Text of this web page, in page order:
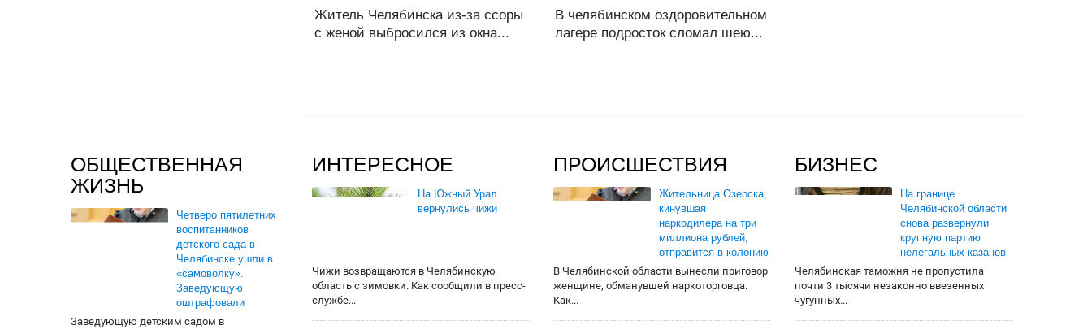
Житель Челябинска из-за ссоры
с женой выбросился из окна...
В челябинском оздоровительном
лагере подросток сломал шею...
ОБЩЕСТВЕННАЯ
ЖИЗНЬ
Четверо пятилетних
воспитанников
детского сада в
Челябинске ушли в
«самоволку».
Заведующую
оштрафовали
Заведующую детским садом в
ИНТЕРЕСНОЕ
На Южный Урал
вернулись чижи
Чижи возвращаются в Челябинскую
область с зимовки. Как сообщили в пресс-
службе...
ПРОИСШЕСТВИЯ
Жительница Озерска,
кинувшая
наркодилера на три
миллиона рублей,
отправится в колонию
В Челябинской области вынесли приговор
женщине, обманувшей наркоторговца.
Как...
БИЗНЕС
На границе
Челябинской области
снова развернули
крупную партию
нелегальных казанов
Челябинская таможня не пропустила
почти 3 тысячи незаконно ввезенных
чугунных...